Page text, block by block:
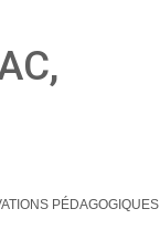
PÉDAGOGIQUES